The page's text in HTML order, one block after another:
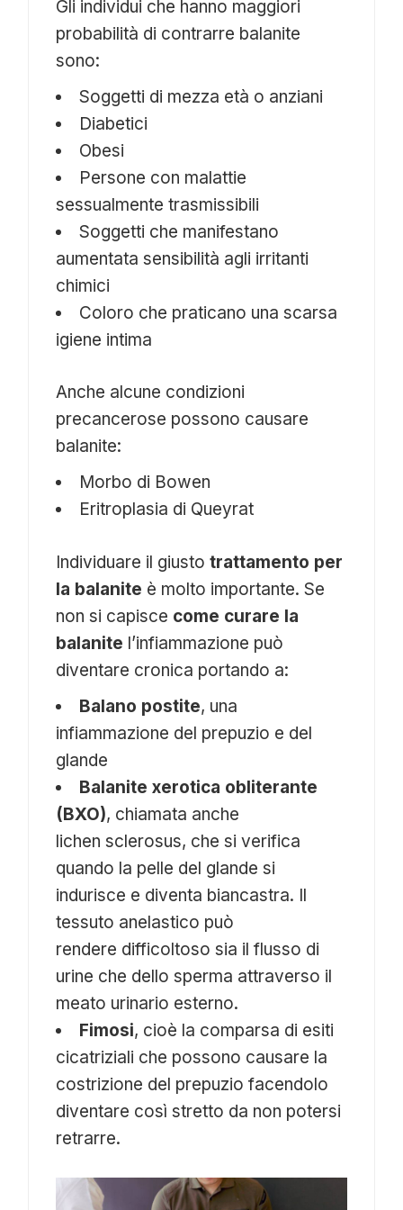
Gli individui che hanno maggiori
probabilità di contrarre balanite
sono:
Soggetti di mezza età o anziani
Diabetici
Obesi
Persone con malattie
sessualmente trasmissibili
Soggetti che manifestano
aumentata sensibilità agli irritanti
chimici
Coloro che praticano una scarsa
igiene intima
Anche alcune condizioni
precancerose possono causare
balanite:
Morbo di Bowen
Eritroplasia di Queyrat
Individuare il giustotrattamento per
la balanite è molto importante. Se
non si capisce come curare la
balanite l’infiammazione può
diventare cronica portando a:
Balano postite, una
infiammazione del prepuzio e del
glande
Balanite xerotica obliterante
(BXO), chiamata anche
lichen sclerosus, che si verifica
quando la pelle del glande si
indurisce e diventa biancastra. Il
tessuto anelastico può
rendere difficoltoso sia il flusso di
urine che dello sperma attraverso il
meato urinario esterno.
Fimosi, cioè la comparsa di esiti
cicatriziali che possono causare la
costrizione del prepuzio facendolo
diventare così stretto da non potersi
retrarre.